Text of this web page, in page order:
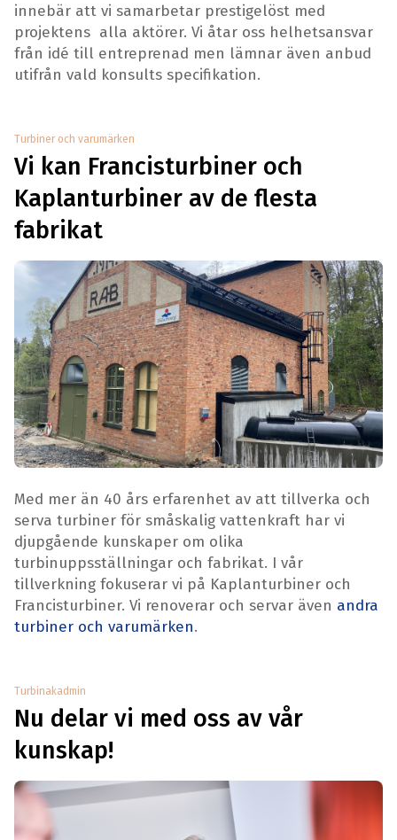
innebär att vi samarbetar prestigelöst med
projektens alla aktörer. Vi åtar oss helhetsansvar
från idé till entreprenad men lämnar även anbud
utifrån vald konsults specifikation.
Turbiner och varumärken
Vi kan Francisturbiner och
Kaplanturbiner av de flesta
fabrikat
Med mer än 40 års erfarenhet av att tillverka och
serva turbiner för småskalig vattenkraft har vi
djupgående kunskaper om olika
turbinuppsställningar och fabrikat. I vår
tillverkning fokuserar vi på Kaplanturbiner och
Francisturbiner. Vi renoverar och servar även andra
turbiner och varumärken.
Turbinakadmin
Nu delar vi med oss av vår
kunskap!